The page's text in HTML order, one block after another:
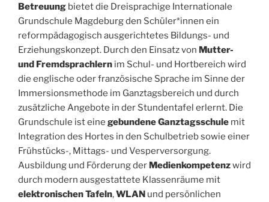
Betreuung bietet die Dreisprachige Internationale
Grundschule Magdeburg den Schüler*innen ein
reformpädagogisch ausgerichtetes Bildungs- und
Erziehungskonzept. Durch den Einsatz von Mutter-
und Fremdsprachlern im Schul- und Hortbereich wird
die englische oder französische Sprache im Sinne der
Immersionsmethode im Ganztagsbereich und durch
zusätzliche Angebote in der Stundentafel erlernt. Die
Grundschule ist eine gebundene Ganztagsschule mit
Integration des Hortes in den Schulbetrieb sowie einer
Frühstücks-, Mittags- und Vesperversorgung.
Ausbildung und Förderung der Medienkompetenzwird
durch modern ausgestattete Klassenräume mit
elektronischen Tafeln,WLAN und persönlichen